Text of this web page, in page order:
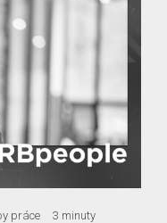
práce
3 minuty